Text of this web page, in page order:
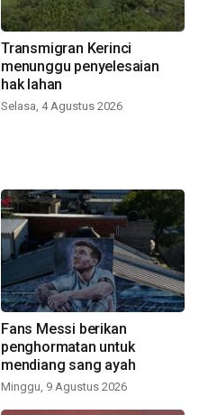
Transmigran Kerinci
menunggu penyelesaian
hak lahan
Selasa, 4 Agustus 2026
Fans Messi berikan
penghormatan untuk
mendiang sang ayah
Minggu, 9 Agustus 2026